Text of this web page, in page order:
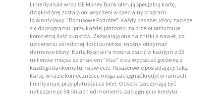
Linie Ryanair wraz GE Money Bank oferują specjalną kartę,
dzięki której zostają oni włączeni w specjalny program
lojalnościowy " Bonusowe Podróże". Każdy pasażer, który zapisze
się do programu i przy każdej płatności za przelot otrzymuje
konkretną ilość punktów. Zezwalają one na zniżki a nawet, po
uzbieraniu określonej ilości punktów, można otrzymać
darmowe bilety. Kartą Ryanair'a można płacić w każdym z 22
milionów miejsc ze znakiem "Visa" oraz wypłacać gotówkę z
każdego bankomatu na świecie. Pasażerowie posiadający taką
kartę, w razie konieczności, mogą zaciągnąć kredyt w ramach
linii Ryanair, przy płatności za bilet. Odsetki zaczynają być
naliczane po 54 dniach od momentu zaciągnięcia kredytu.